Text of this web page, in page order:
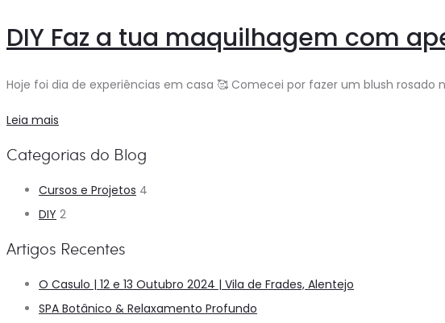
DIY Faz a tua maquilhagem com
Hoje foi dia de experiências em casa 🥰 Comecei por fazer um blush
Leia mais
Categorias do Blog
Cursos e Projetos 4
DIY 2
Artigos Recentes
O Casulo | 12 e 13 Outubro 2024 | Vila de Frades, Alentejo
SPA Botânico & Relaxamento Profundo